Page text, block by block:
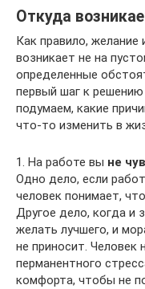
Откуда
Как правило,
возникает не на
определенные
первый шаг к
подумаем, какие
что-то изменить в
1. На работе вы не
Одно дело, если
человек понимает,
Другое дело, когда и
желать лучшего, и
не приносит. Человек
перманентного
комфорта, чтобы не